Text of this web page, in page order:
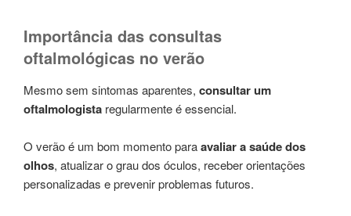
Importância das consultas
oftalmológicas no verão
Mesmo sem sintomas aparentes, consultar um
oftalmologista regularmente é essencial.
O verão é um bom momento paraavaliar a saúde dos
olhos, atualizar o grau dos óculos, receber orientações
personalizadas e prevenir problemas futuros.